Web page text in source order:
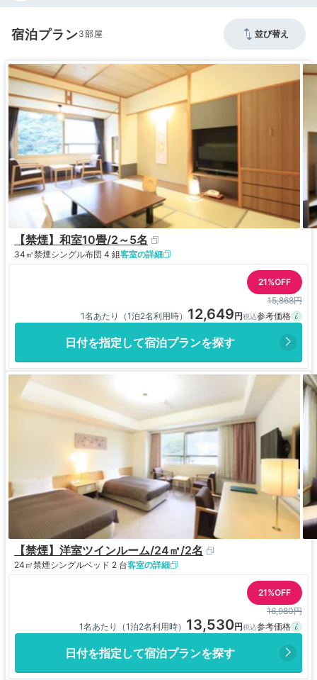
また、清掃・男女入れ替えの為に深夜の時間帯を除
く以外は利用が出来るので、ここは早めにチェック
インをして翌日までゆっくりと湯を愉しむことが一
食事は夕・朝共にブッフェスタイル会場・リバティ
を利用しましたが、外観も室内も昭和の時代のまま
でチープ感するほどがっかりでした…。
メニューも演出もレイアウトも食器までも全てに創
意工夫が感じられず安っぽい雰囲気の中でいただく
と味まで美味しくなく、これでこの価格はぼったく
りか？…、と疑ってしまうほど価格と見合ってない
ことが残念でした（但し食材の質は悪くはないで勿
体ない）。
もう一箇所ブッフェスタイル・グリーンテラスにす
れば違っていたかも知れませんが？。
最後にチェックアウトの際に厳重注意をお願いしま
した～、中華系インバウンド客による脱衣場での携
帯電話持ち込みによる撮影や使用の禁止（これは犯
宿泊プラン3 並び替え
【禁煙】和室10畳/2～5名
34㎡禁煙シングル布団 4 組客室の詳細
21%OFF
15,868円
1名あたり（1泊2名利用時） 12,649
日付を指定して宿泊プランを探す
【禁煙】洋室ツインルーム/24㎡/2名
24㎡禁煙シングルベッド 2 台客室の詳細
21%OFF
16,980円
1名あたり（1泊2名利用時） 13,530
日付を指定して宿泊プランを探す